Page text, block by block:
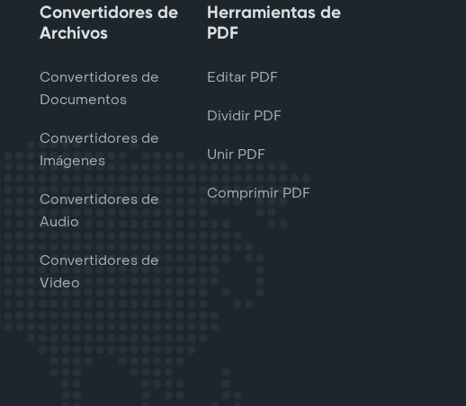
Convertidores de
Archivos
Convertidores de
Documentos
Convertidores de
Imágenes
Convertidores de
Audio
Convertidores de
Video
Herramientas de
PDF
Editar PDF
Dividir PDF
Unir PDF
Comprimir PDF